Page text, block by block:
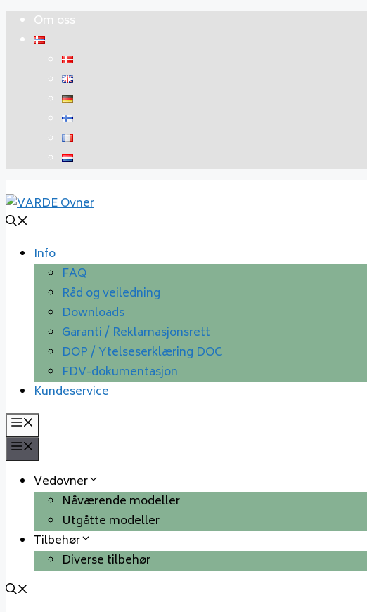
HoppOm oss
Info
FAQ
Råd og veiledning
Downloads
Garanti / Reklamasjonsrett
DOP / Ytelseserklæring DOC
FDV-dokumentasjon
Kundeservice
Vedovner
Nåværende modeller
Utgåtte modeller
Tilbehør
Diverse tilbehør